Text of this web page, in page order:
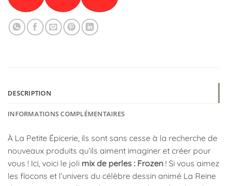
DESCRIPTION
INFORMATIONS COMPLÉMENTAIRES
À La Petite Épicerie, ils sont sans cesse à la recherche de
nouveaux produits qu’ils aiment imaginer et créer pour
vous ! Ici, voici le joli mix de perles : Frozen ! Si vous aimez
les flocons et l’univers du célèbre dessin animé La Reine